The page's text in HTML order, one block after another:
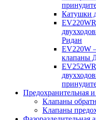
Катушки
Ридан
EV220W
клапаны
Предохранительная
Клапаны
Клапаны